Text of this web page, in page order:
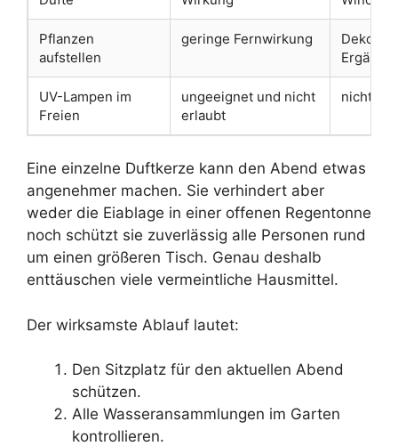
Pflanzen
aufstellen
geringe Fernwirkung
UV-Lampen im
Freien
ungeeignet und nicht
erlaubt
nicht
Eine einzelne Duftkerze kann den Abend etwas
angenehmer machen. Sie verhindert aber
weder die Eiablage in einer offenen Regentonne
noch schützt sie zuverlässig alle Personen rund
um einen größeren Tisch. Genau deshalb
enttäuschen viele vermeintliche Hausmittel.
Der wirksamste Ablauf lautet:
Den Sitzplatz für den aktuellen Abend
schützen.
Alle Wasseransammlungen im Garten
kontrollieren.